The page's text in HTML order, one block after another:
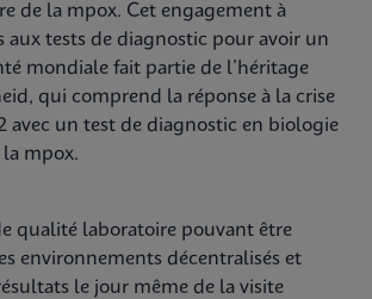
de la mpox. Cet engagement à
aux tests de diagnostic pour avoir un
mondiale fait partie de l’héritage
qui comprend la réponse à la crise
avec un test de diagnostic en biologie
mpox.
qualité laboratoire pouvant être
environnements décentralisés et
le jour même de la visite